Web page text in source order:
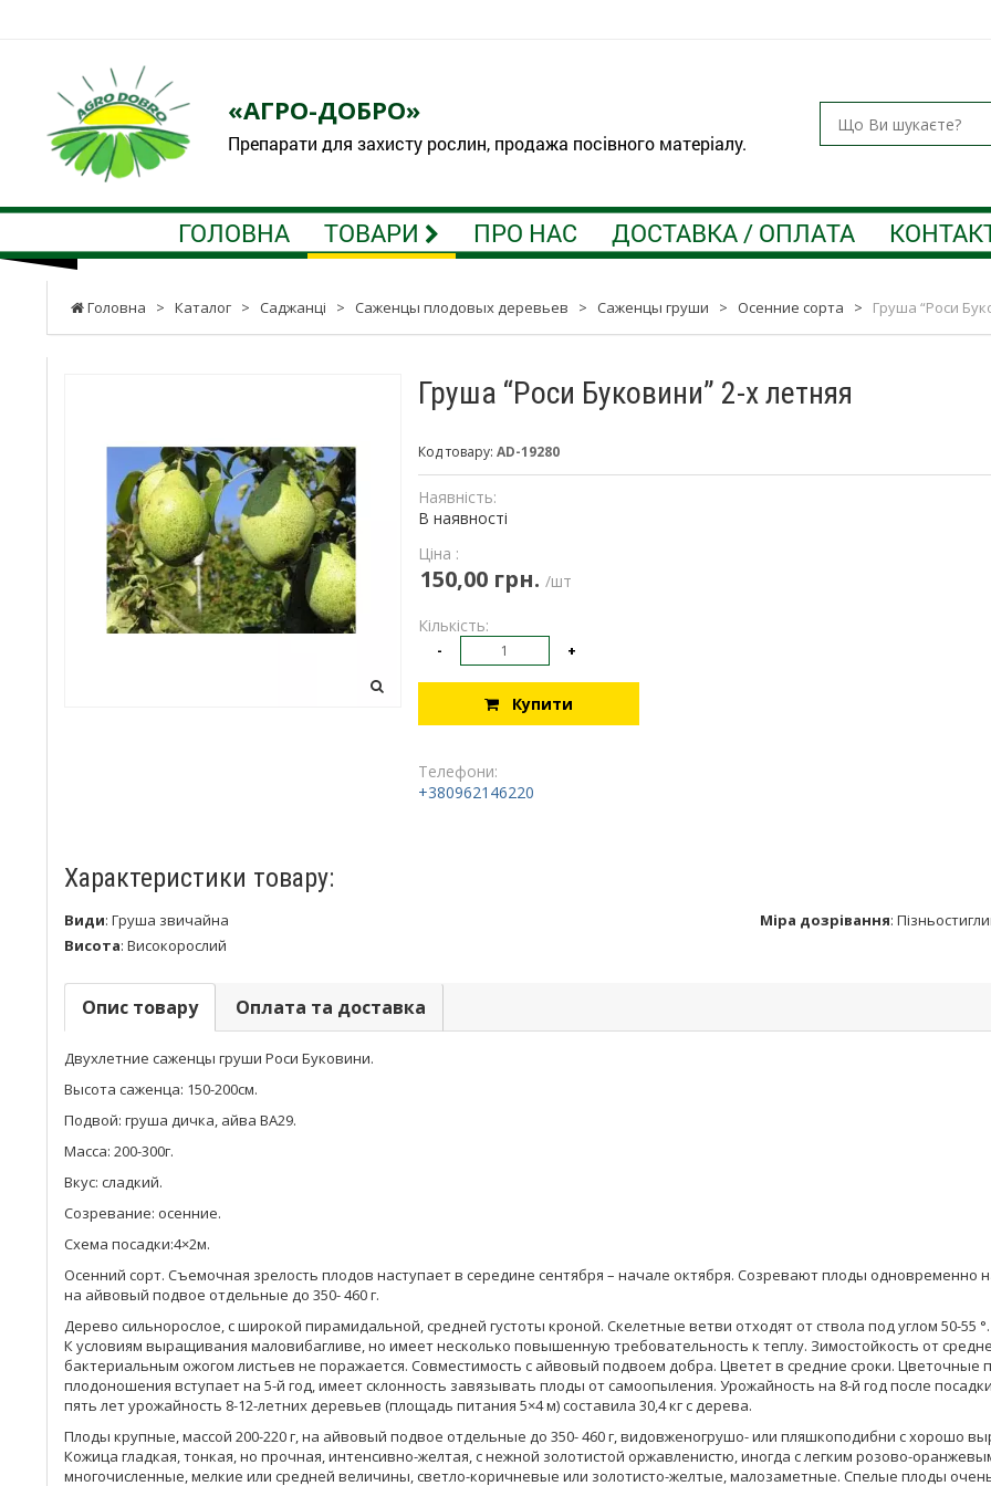
«АГРО-ДОБРО»
Препарати для захисту рослин, продажа посівного матеріалу.
ГОЛОВНА ТОВАРИ ПРО НАС ДОСТАВКА / ОПЛАТА
Головна > Каталог > Саджанці > Саженцы плодовых деревьев > Саженцы груши > Осенние сорта > Груша “Роси
Груша “Роси Буковини” 2-х летняя
Код товару: AD-19280
Наявність:
В наявності
Ціна :
150,00 грн. /шт
Кількість:
- +
Купити
Телефони:
+380962146220
Характеристики товару:
Види: Груша звичайна Міра дозрівання:
Висота: Високорослий
Опис товару Оплата та доставка
Двухлетние саженцы груши Роси Буковини.
Высота саженца: 150-200см.
Подвой: груша дичка, айва ВА29.
Масса: 200-300г.
Вкус: сладкий.
Созревание: осенние.
Схема посадки:4×2м.
Осенний сорт. Съемочная зрелость плодов наступает в середине сентября – начале октября. Созревают плоды одновременно
на айвовый подвое отдельные до 350- 460 г.
Дерево сильнорослое, с широкой пирамидальной, средней густоты кроной. Скелетные ветви отходят от ствола под углом 50-55 °.
К условиям выращивания маловибагливе, но имеет несколько повышенную требовательность к теплу. Зимостойкость от
бактериальным ожогом листьев не поражается. Совместимость с айвовый подвоем добра. Цветет в средние сроки. Цветочные
плодоношения вступает на 5-й год, имеет склонность завязывать плоды от самоопыления. Урожайность на 8-й год после посадки
пять лет урожайность 8-12-летних деревьев (площадь питания 5×4 м) составила 30,4 кг с дерева.
Плоды крупные, массой 200-220 г, на айвовый подвое отдельные до 350- 460 г, видовженогрушо- или пляшкоподибни с хорошо
Кожица гладкая, тонкая, но прочная, интенсивно-желтая, с нежной золотистой оржавленистю, иногда с легким розово-
многочисленные, мелкие или средней величины, светло-коричневые или золотисто-желтые, малозаметные. Спелые плоды